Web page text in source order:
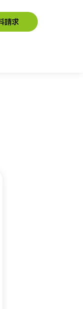
請求
」